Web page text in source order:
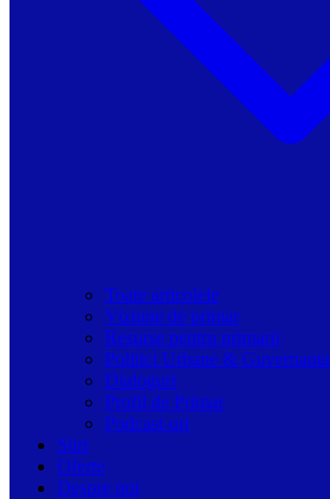
Toate articolele
Viziune de primar
Resurse pentru primarii
Politici Urbane & Guvernanta
Dialoguri
Profil de Primar
Podcast-uri
Stiri
Oferte
Despre noi